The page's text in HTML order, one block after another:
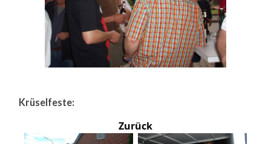
Krüselfeste:
Zurück